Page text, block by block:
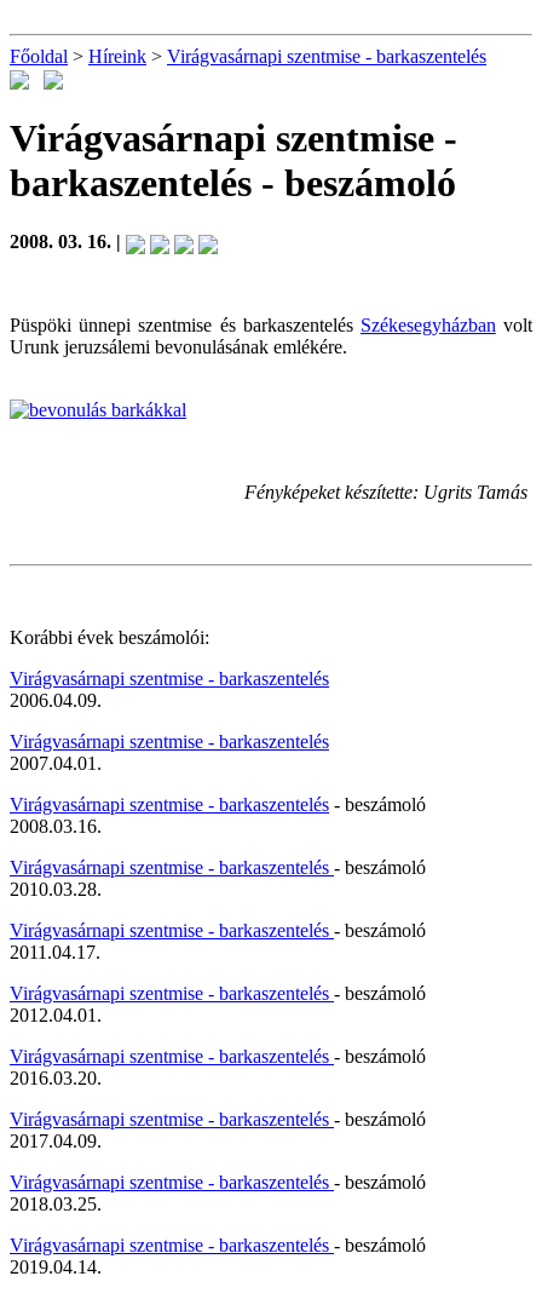
Főoldal > Híreink > Virágvasárnapi szentmise - barkaszentelés
Virágvasárnapi szentmise -
barkaszentelés - beszámoló
2008. 03. 16. |
Püspöki ünnepi szentmise és barkaszentelés Székesegyházban volt
Urunk jeruzsálemi bevonulásának emlékére.
Fényképeket készítette: Ugrits Tamás
Korábbi évek beszámolói:
Virágvasárnapi szentmise - barkaszentelés
2006.04.09.
Virágvasárnapi szentmise - barkaszentelés
2007.04.01.
Virágvasárnapi szentmise - barkaszentelés - beszámoló
2008.03.16.
Virágvasárnapi szentmise - barkaszentelés - beszámoló
2010.03.28.
Virágvasárnapi szentmise - barkaszentelés - beszámoló
2011.04.17.
Virágvasárnapi szentmise - barkaszentelés - beszámoló
2012.04.01.
Virágvasárnapi szentmise - barkaszentelés - beszámoló
2016.03.20.
Virágvasárnapi szentmise - barkaszentelés - beszámoló
2017.04.09.
Virágvasárnapi szentmise - barkaszentelés - beszámoló
2018.03.25.
Virágvasárnapi szentmise - barkaszentelés - beszámoló
2019.04.14.